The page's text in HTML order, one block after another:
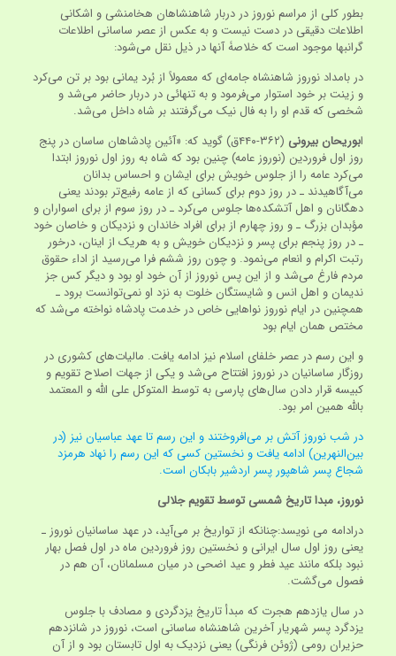
بطور کلی از مراسم نوروز در دربار شاهنشاهان هخامنشی و اشکانی
اطلاعات دقیقی در دست نیست و به عکس از عصر ساسانی اطلاعات
گرانبها موجود است که خلاصۀ آنها در ذیل نقل می‌شود:
در بامداد نوروز شاهنشاه جامه‌ای که معمولاً از بُرد یمانی بود بر تن می‌کرد
و زینت بر خود استوار می‌فرمود و به تنهائی در دربار حاضر می‌شد و
شخصی که قدم او را به فال نیک می‌گرفتند بر شاه داخل می‌شد.
ابوریحان بیرونی
(۳۶۲-۴۴۰ق) گوید که: «آئین پادشاهان ساسان در پنج
روز اول فروردین (نوروز عامه) چنین بود که شاه به روز اول نوروز ابتدا
می‌کرد عامه را از جلوس خویش برای ایشان و احساس بدانان
می‌آگاهیدند ـ در روز دوم برای کسانی که از عامه رفیع‌تر بودند یعنی
دهگانان و اهل آتشکده‌ها جلوس می‌کرد ـ در روز سوم از برای اسواران و
مؤبدان بزرگ ـ و روز چهارم از برای افراد خاندان و نزدیکان و خاصان خود
ـ در روز پنجم برای پسر و نزدیکان خویش و به هریک از اینان، درخور
رتبت اکرام و انعام می‌نمود. و چون روز ششم فرا می‌رسید از اداء حقوق
مردم فارغ می‌شد و از این پس نوروز از آن خود او بود و دیگر کس جز
ندیمان و اهل انس و شایستگان خلوت به نزد او نمی‌توانست برود ـ
همچنین در ایام نوروز نواهایی خاص در خدمت پادشاه نواخته می‌شد که
مختص همان ایام بود
و این رسم در عصر خلفای اسلام نیز ادامه یافت. مالیات‌های کشوری در
روزگار ساسانیان در نوروز افتتاح می‌شد و یکی از جهات اصلاح تقویم و
کبیسه قرار دادن سال‌های پارسی به توسط المتوکل علی الله و المعتمد
بالله همین امر بود.
در شب نوروز آتش بر می‌افروختند و این رسم تا عهد عباسیان نیز (در
بین‌النهرین) ادامه یافت و نخستین کسی که این رسم را نهاد هرمزد
شجاع پسر شاهپور پسر اردشیر بابکان است.
نوروز، مبدا تاریخ شمسی توسط تقویم جلالی
درادامه می نویسد:چنانکه از تواریخ بر می‌آید، در عهد ساسانیان نوروز ـ
یعنی روز اول سال ایرانی و نخستین روز فروردین ماه در اول فصل بهار
نبود بلکه مانند عید فطر و عید اضحی در میان مسلمانان، آن هم در
فصول می‌گشت.
در سال یازدهم هجرت که مبدأ تاریخ یزدگردی و مصادف با جلوس
یزدگرد پسر شهریار آخرین شاهنشاه ساسانی است، نوروز در شانزدهم
حزیران رومی (ژوئن فرنگی) یعنی نزدیک به اول تابستان بود و از آن